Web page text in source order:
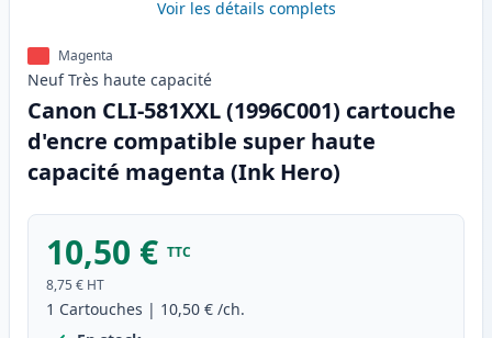
Voir les détails complets
Magenta
Neuf Très haute capacité
Canon CLI-581XXL (1996C001) cartouche
d'encre compatible super haute
capacité magenta (Ink Hero)
10,50 € TTC
8,75 € HT
1 Cartouches | 10,50 € /ch.